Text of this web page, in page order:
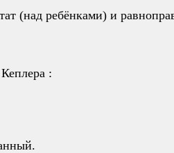
(над ребёнками) и
: